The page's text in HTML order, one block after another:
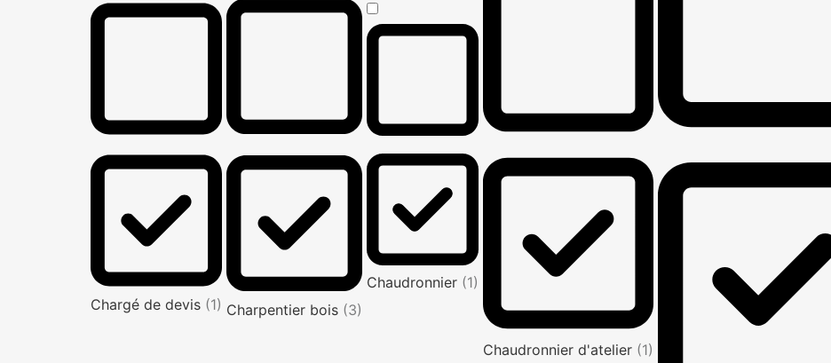
Chargé de devis (1) Charpentier bois (3)
Chaudronnier (1)
Chaudronnier d'atelier (1)